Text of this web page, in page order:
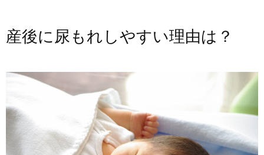
産後に尿もれしやすい理由は？